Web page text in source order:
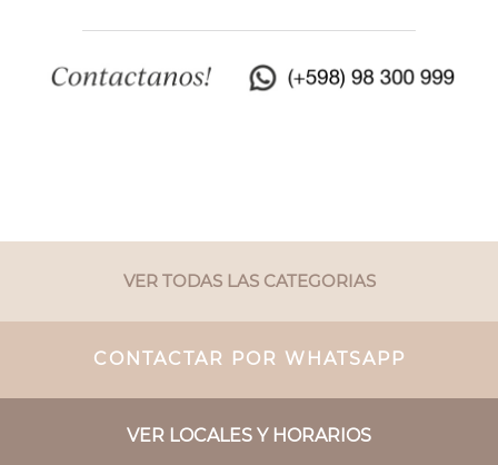
VER TODAS LAS CATEGORIAS
CONTACTAR POR WHATSAPP
VER LOCALES Y HORARIOS